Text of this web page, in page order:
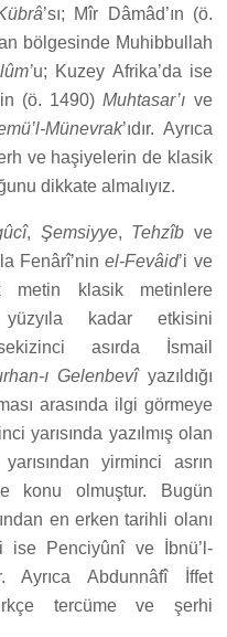
’sı; Mîr Dâmâd’ın (ö.
bölgesinde Muhibbullah
u; Kuzey Afrika’da ise
(ö. 1490)Muhtasar’ı ve
Münevrak’ıdır. Ayrıca
ve haşiyelerin de klasik
dikkate almalıyız.
, Şemsiyye, Tehzîb ve
Fenârî’ninel-Fevâid’i ve
klasik metinlere
kadar etkisini
asırda İsmail
ı Gelenbevîyazıldığı
arasında ilgi görmeye
yarısında yazılmış olan
yirminci asrın
konu olmuştur. Bugün
en erken tarihli olanı
ise Penciyûnî ve İbnü’l-
Ayrıca Abdunnâfî İffet
tercüme ve şerhi